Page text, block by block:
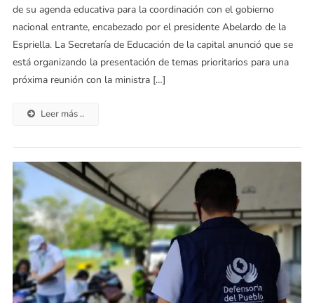
de su agenda educativa para la coordinación con el gobierno
nacional entrante, encabezado por el presidente Abelardo de la
Espriella. La Secretaría de Educación de la capital anunció que se
está organizando la presentación de temas prioritarios para una
próxima reunión con la ministra […]
Leer más ..